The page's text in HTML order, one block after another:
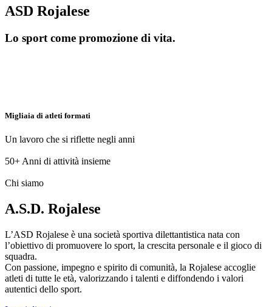
ASD Rojalese
Lo sport come promozione di vita.
Migliaia di atleti formati
Un lavoro che si riflette negli anni
50+ Anni di attività insieme
Chi siamo
A.S.D. Rojalese
L’ASD Rojalese è una società sportiva dilettantistica nata con
l’obiettivo di promuovere lo sport, la crescita personale e il gioco di
squadra.
Con passione, impegno e spirito di comunità, la Rojalese accoglie
atleti di tutte le età, valorizzando i talenti e diffondendo i valori
autentici dello sport.